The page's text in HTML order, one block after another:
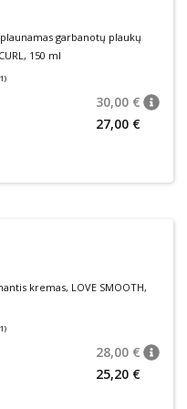
garbanotų plaukų
150 ml
1) 5.00
klubo narių nuolaida
30,00 €
27,00 €
kremas, LOVE SMOOTH,
1) 5.00
klubo narių nuolaida
28,00 €
25,20 €